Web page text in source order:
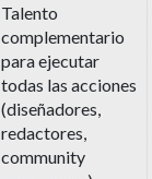
Talento
complementario
para ejecutar
todas las acciones
(diseñadores,
redactores,
community